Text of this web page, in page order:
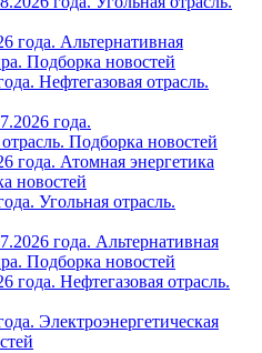
года. Альтернативная
Подборка новостей
Нефтегазовая отрасль.
года.
Подборка новостей
года. Атомная энергетика
новостей
Угольная отрасль.
года. Альтернативная
Подборка новостей
года. Нефтегазовая отрасль.
Электроэнергетическая